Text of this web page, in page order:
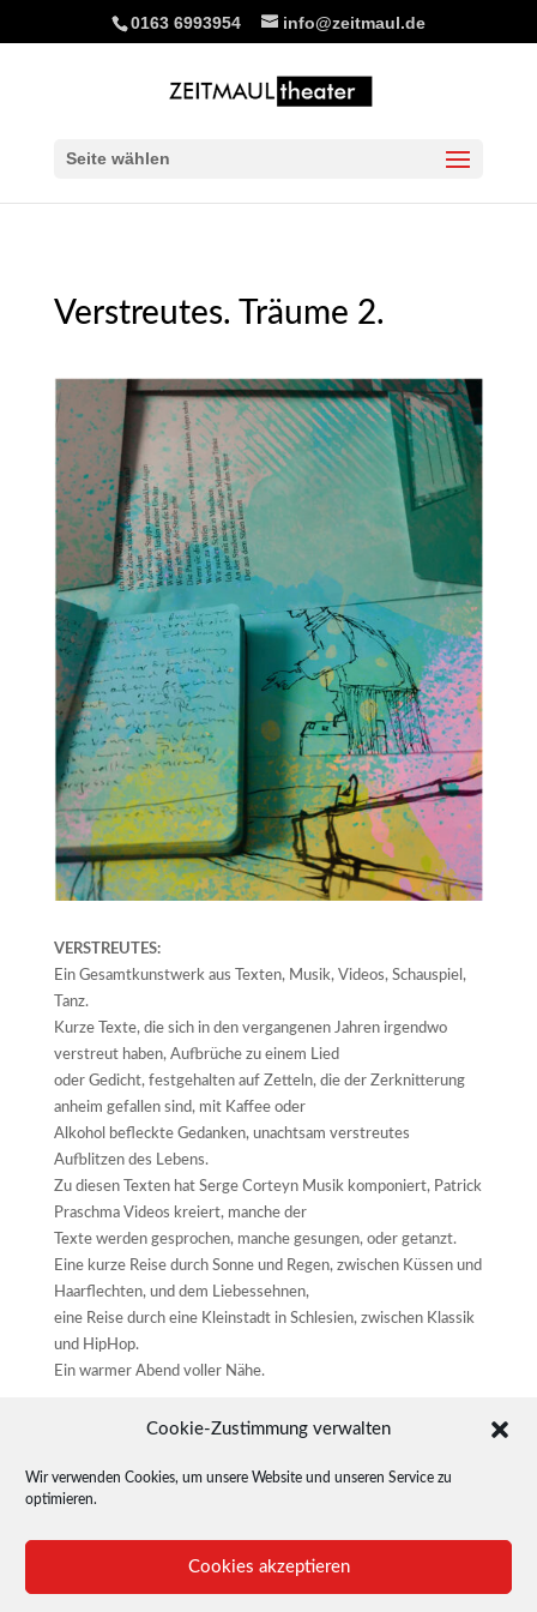
Cookie-Zustimmung verwalten
Wir verwenden Cookies, um unsere Website und unseren Service zu
optimieren.
Cookies akzeptieren
0163 6993954 info@zeitmaul.de
Seite wählen
Verstreutes. Träume 2.
VERSTREUTES:
Ein Gesamtkunstwerk aus Texten, Musik, Videos, Schauspiel,
Tanz.
Kurze Texte, die sich in den vergangenen Jahren irgendwo
verstreut haben, Aufbrüche zu einem Lied
oder Gedicht, festgehalten auf Zetteln, die der Zerknitterung
anheim gefallen sind, mit Kaffee oder
Alkohol befleckte Gedanken, unachtsam verstreutes
Aufblitzen des Lebens.
Zu diesen Texten hat Serge Corteyn Musik komponiert, Patrick
Praschma Videos kreiert, manche der
Texte werden gesprochen, manche gesungen, oder getanzt.
Eine kurze Reise durch Sonne und Regen, zwischen Küssen und
Haarflechten, und dem Liebessehnen,
eine Reise durch eine Kleinstadt in Schlesien, zwischen Klassik
und HipHop.
Ein warmer Abend voller Nähe.
Videos: Patrick Praschma
Mit: Maria Wolf, Oliver Möller, Giampiero Piria, Edy Edwards,
Corteyn, Witek Danielczok
Videoeinspielungen: Jana Schulz, Arne Nobel, Maika Küster,
Katharina Uhland, Juliane Bernadette Müller